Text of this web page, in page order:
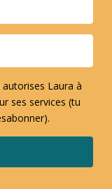
Laura à
ses services (tu